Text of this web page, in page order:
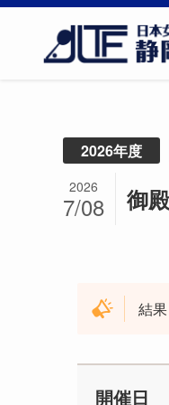
2026年度
御
2026
7/08
結
開催日